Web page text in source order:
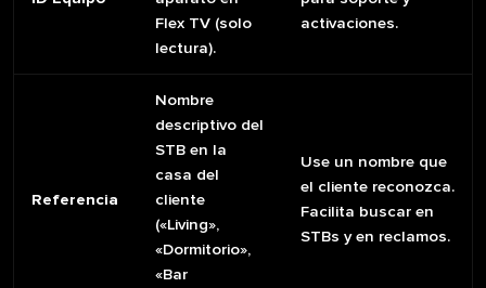
Flex TV (solo
lectura).
activaciones.
Referencia
Nombre
descriptivo del
STB en la
casa del
cliente
(«Living»,
«Dormitorio»,
«Bar
Use un nombre que
el cliente reconozca.
Facilita buscar en
STBs y en reclamos.